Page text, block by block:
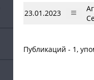
23.01.2023
Публикаций - 1,